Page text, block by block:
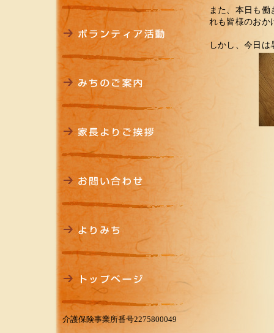
介護保険事業所番号2275800049
また、本日も
れも皆様のおか
しかし、今日